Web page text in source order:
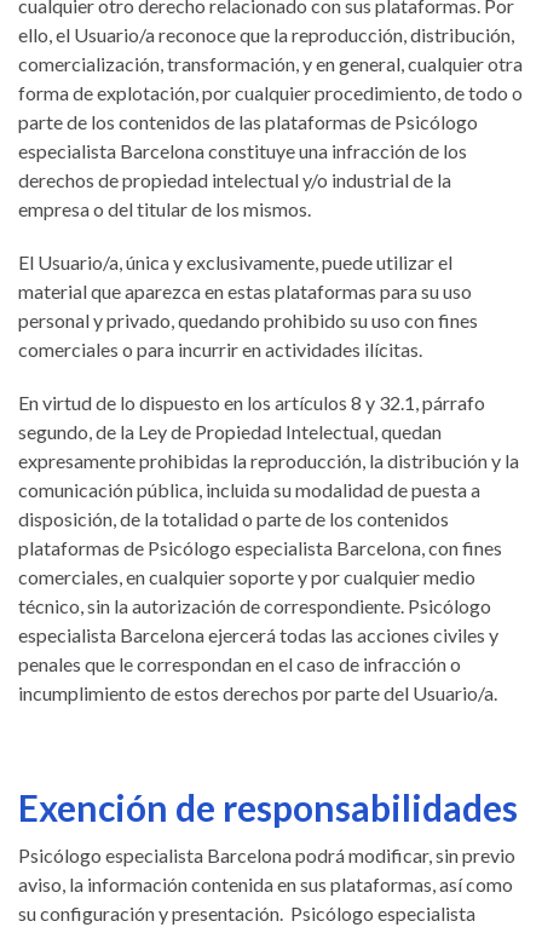
cualquier otro derecho relacionado con sus plataformas. Por
ello, el Usuario/a reconoce que la reproducción, distribución,
comercialización, transformación, y en general, cualquier otra
forma de explotación, por cualquier procedimiento, de todo o
parte de los contenidos de las plataformas de Psicólogo
especialista Barcelona constituye una infracción de los
derechos de propiedad intelectual y/o industrial de la
empresa o del titular de los mismos.
El Usuario/a, única y exclusivamente, puede utilizar el
material que aparezca en estas plataformas para su uso
personal y privado, quedando prohibido su uso con fines
comerciales o para incurrir en actividades ilícitas.
En virtud de lo dispuesto en los artículos 8 y 32.1, párrafo
segundo, de la Ley de Propiedad Intelectual, quedan
expresamente prohibidas la reproducción, la distribución y la
comunicación pública, incluida su modalidad de puesta a
disposición, de la totalidad o parte de los contenidos
plataformas de Psicólogo especialista Barcelona, con fines
comerciales, en cualquier soporte y por cualquier medio
técnico, sin la autorización de correspondiente. Psicólogo
especialista Barcelona ejercerá todas las acciones civiles y
penales que le correspondan en el caso de infracción o
incumplimiento de estos derechos por parte del Usuario/a.
Exención de responsabilidades
Psicólogo especialista Barcelona podrá modificar, sin previo
aviso, la información contenida en sus plataformas, así como
su configuración y presentación. Psicólogo especialista